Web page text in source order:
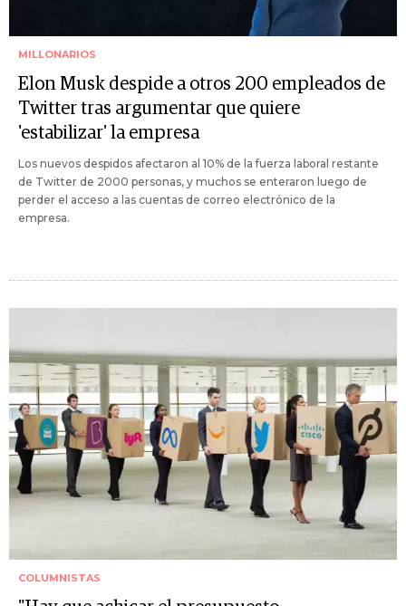
MILLONARIOS
Elon Musk despide a otros 200 empleados de
Twitter tras argumentar que quiere
'estabilizar' la empresa
Los nuevos despidos afectaron al 10% de la fuerza laboral restante
de Twitter de 2000 personas, y muchos se enteraron luego de
perder el acceso a las cuentas de correo electrónico de la
empresa.
COLUMNISTAS